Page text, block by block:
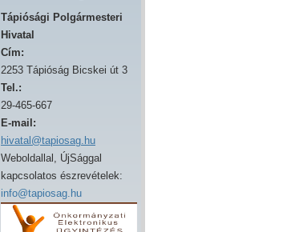
Tápiósági Polgármesteri
Hivatal
Cím:
2253 Tápióság Bicskei út 3
Tel.:
29-465-667
E-mail:
hivatal@tapiosag.hu
Weboldallal, ÚjSággal
kapcsolatos észrevételek:
info@tapiosag.hu